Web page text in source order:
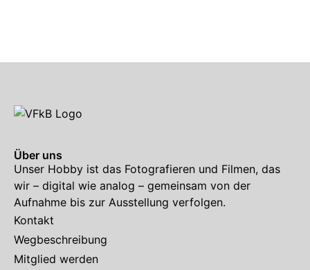
Über uns
Unser Hobby ist das Fotografieren und Filmen, das
wir – digital wie analog – gemeinsam von der
Aufnahme bis zur Ausstellung verfolgen.
Kontakt
Wegbeschreibung
Mitglied werden